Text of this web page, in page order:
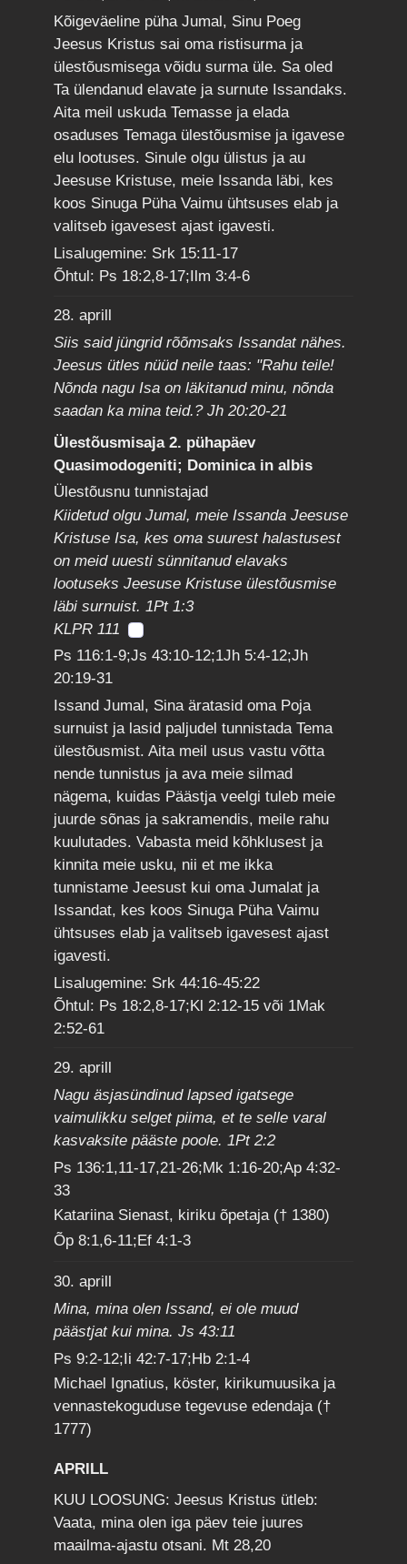
Kõigeväeline püha Jumal, Sinu Poeg
Jeesus Kristus sai oma ristisurma ja
ülestõusmisega võidu surma üle. Sa oled
Ta ülendanud elavate ja surnute Issandaks.
Aita meil uskuda Temasse ja elada
osaduses Temaga ülestõusmise ja igavese
elu lootuses. Sinule olgu ülistus ja au
Jeesuse Kristuse, meie Issanda läbi, kes
koos Sinuga Püha Vaimu ühtsuses elab ja
valitseb igavesest ajast igavesti.
Lisalugemine: Srk 15:11-17
Õhtul: Ps 18:2,8-17;Ilm 3:4-6
28. aprill
Siis said jüngrid rõõmsaks Issandat nähes.
Jeesus ütles nüüd neile taas: "Rahu teile!
Nõnda nagu Isa on läkitanud minu, nõnda
saadan ka mina teid.? Jh 20:20-21
Ülestõusmisaja 2. pühapäev
Quasimodogeniti; Dominica in albis
Ülestõusnu tunnistajad
Kiidetud olgu Jumal, meie Issanda Jeesuse
Kristuse Isa, kes oma suurest halastusest
on meid uuesti sünnitanud elavaks
lootuseks Jeesuse Kristuse ülestõusmise
läbi surnuist. 1Pt 1:3
KLPR 111
Ps 116:1-9;Js 43:10-12;1Jh 5:4-12;Jh
20:19-31
Issand Jumal, Sina äratasid oma Poja
surnuist ja lasid paljudel tunnistada Tema
ülestõusmist. Aita meil usus vastu võtta
nende tunnistus ja ava meie silmad
nägema, kuidas Päästja veelgi tuleb meie
juurde sõnas ja sakramendis, meile rahu
kuulutades. Vabasta meid kõhklusest ja
kinnita meie usku, nii et me ikka
tunnistame Jeesust kui oma Jumalat ja
Issandat, kes koos Sinuga Püha Vaimu
ühtsuses elab ja valitseb igavesest ajast
igavesti.
Lisalugemine: Srk 44:16-45:22
Õhtul: Ps 18:2,8-17;Kl 2:12-15 või 1Mak
2:52-61
29. aprill
Nagu äsjasündinud lapsed igatsege
vaimulikku selget piima, et te selle varal
kasvaksite pääste poole. 1Pt 2:2
Ps 136:1,11-17,21-26;Mk 1:16-20;Ap 4:32-
33
Katariina Sienast, kiriku õpetaja († 1380)
Õp 8:1,6-11;Ef 4:1-3
30. aprill
Mina, mina olen Issand, ei ole muud
päästjat kui mina. Js 43:11
Ps 9:2-12;Ii 42:7-17;Hb 2:1-4
Michael Ignatius, köster, kirikumuusika ja
vennastekoguduse tegevuse edendaja (†
1777)
APRILL
KUU LOOSUNG: Jeesus Kristus ütleb:
Vaata, mina olen iga päev teie juures
maailma-ajastu otsani. Mt 28,20